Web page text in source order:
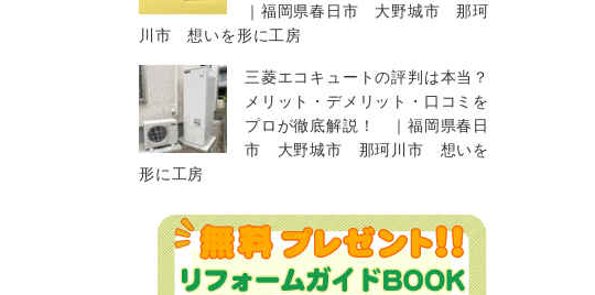
｜福岡県春日市 大野城市 那珂
川市 想いを形に工房
三菱エコキュートの評判は本当？
メリット・デメリット・口コミを
プロが徹底解説！ ｜福岡県春日
市 大野城市 那珂川市 想いを
形に工房